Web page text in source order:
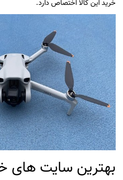
خرید این کالا اختصاص دارد.
بهترین سایت های